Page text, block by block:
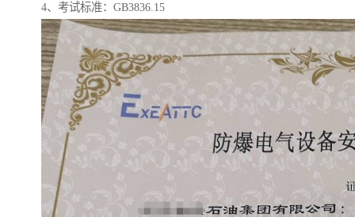
4、考试标准：GB3836.15